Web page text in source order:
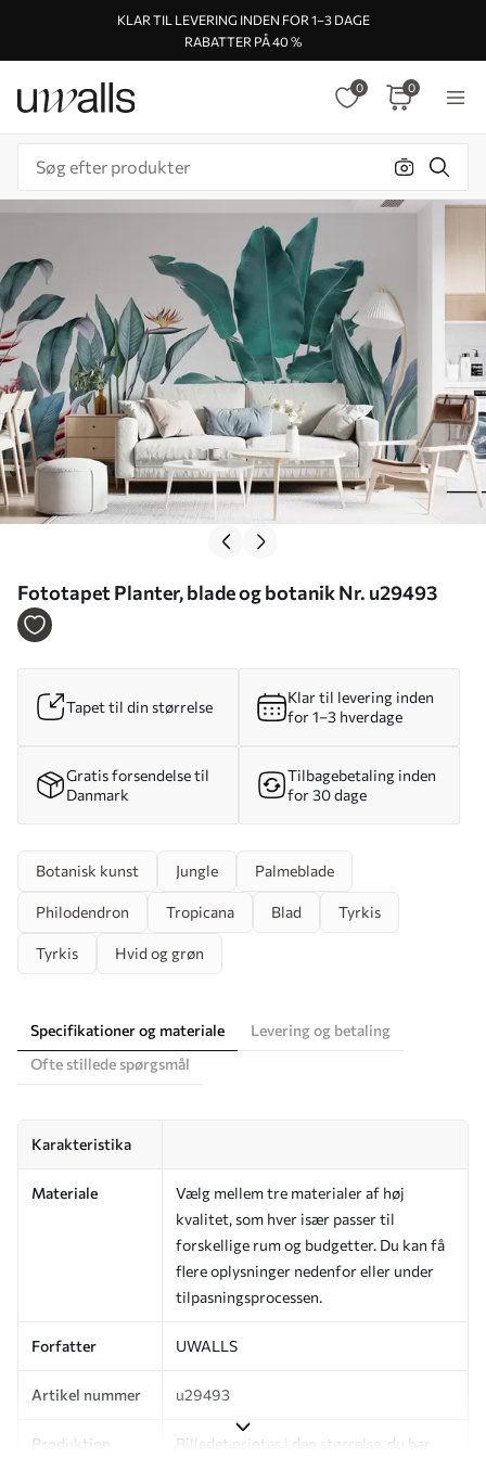
KLAR TIL LEVERING INDEN FOR 1–3 DAGE
RABATTER PÅ 40 %
0 0
Fototapet Planter, blade og botanik Nr. u29493
Tapet til din størrelse
Klar til levering inden
for 1–3 hverdage
Gratis forsendelse til
Danmark
Tilbagebetaling inden
for 30 dage
Botanisk kunst Jungle Palmeblade
Philodendron Tropicana Blad Tyrkis
Tyrkis Hvid og grøn
Specifikationer og materiale
Levering og betaling
Ofte stillede spørgsmål
Karakteristika
Materiale
Vælg mellem tre materialer af høj
kvalitet, som hver især passer til
forskellige rum og budgetter. Du kan få
flere oplysninger nedenfor eller under
tilpasningsprocessen.
Forfatter UWALLS
Artikel nummer u29493
Produktion
Billedet printes i den størrelse, du har